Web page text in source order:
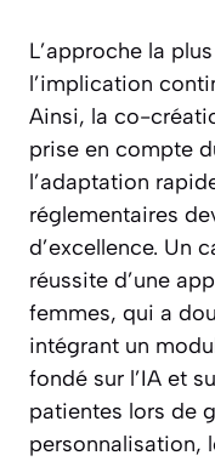
L’approche la
l’implication
Ainsi, la co-
prise en compte
l’adaptation
réglementaires
d’excellence. Un
réussite d’une
femmes, qui a
intégrant un
fondé sur l’IA et
patientes lors de
personnalisation,